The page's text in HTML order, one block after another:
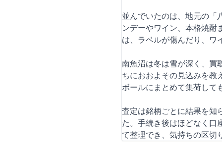
並んでいたのは、地元の「
ンデーやワイン、本格焼酎
は、ラベルが傷んだり、ワ
南魚沼は冬は雪が深く、買
ちにおおよその見込みを教
ボールにまとめて集荷して
査定は銘柄ごとに結果を知
た。手続き後はほどなく口
て整理でき、気持ちの区切